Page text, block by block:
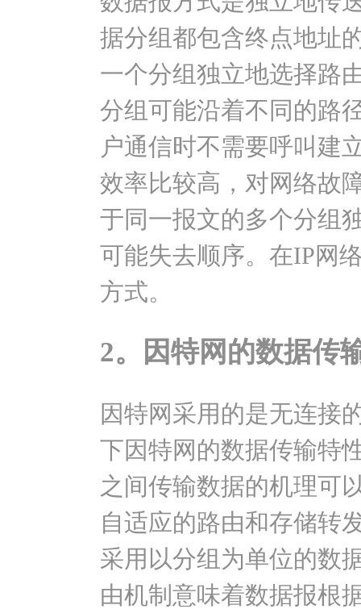
据分组都包含终点地址
一个分组独立地选择路
分组可能沿着不同的路
户通信时不需要呼叫建
效率比较高，对网络故
于同一报文的多个分组
可能失去顺序。在IP网
方式。
2。因特网的数据传
因特网采用的是无连接
下因特网的数据传输特
之间传输数据的机理可
自适应的路由和存储转
采用以分组为单位的数
由机制意味着数据报根